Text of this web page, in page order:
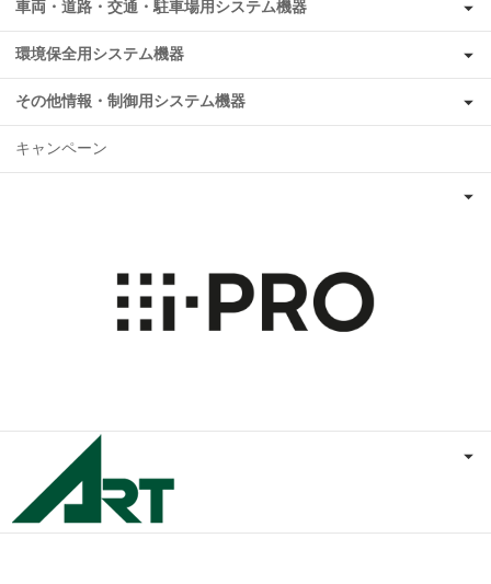
車両・道路・交通・駐車場用システム機器
環境保全用システム機器
その他情報・制御用システム機器
キャンペーン